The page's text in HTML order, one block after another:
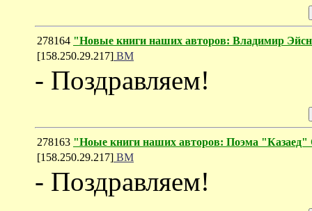
278164 "Новые книги наших авторов: Владимир
[158.250.29.217] ВМ
- Поздравляем!
278163 "Ноые книги наших авторов: Поэма "Казаед"
[158.250.29.217] ВМ
- Поздравляем!